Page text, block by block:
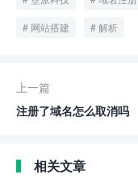
网站搭建 解析
上一篇
注册了域名怎么取消吗
相关文章